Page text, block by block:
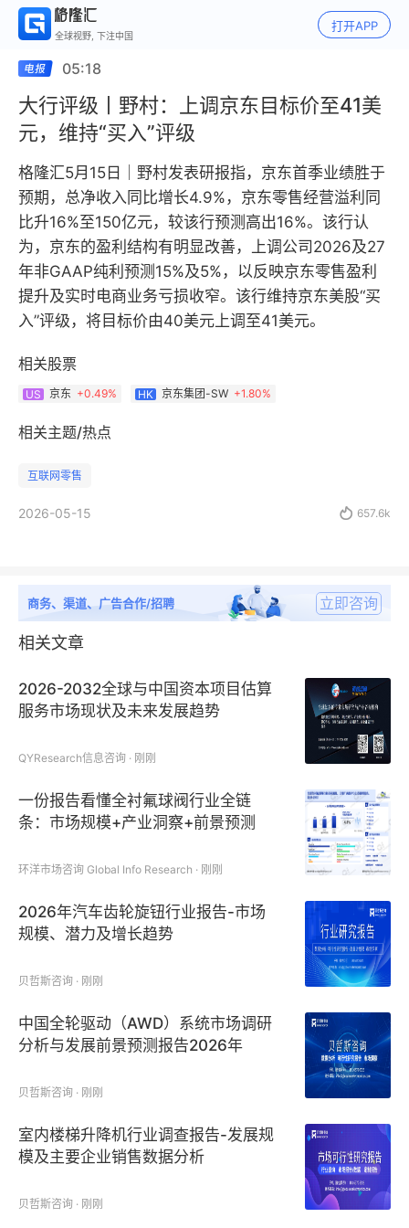
全球视野, 下注中国
打开APP
05:18
大行评级丨野村：上调京东目标价至41美
元，维持“买入”评级
格隆汇5月15日｜野村发表研报指，京东首季业绩胜于
预期，总净收入同比增长4.9%，京东零售经营溢利同
比升16%至150亿元，较该行预测高出16%。该行认
为，京东的盈利结构有明显改善，上调公司2026及27
年非GAAP纯利预测15%及5%，以反映京东零售盈利
提升及实时电商业务亏损收窄。该行维持京东美股“买
入”评级，将目标价由40美元上调至41美元。
相关股票
US 京东 +0.49% HK 京东集团-SW +1.80%
相关主题/热点
互联网零售
2026-05-15  657.6k
商务、渠道、广告合作/招聘 立即咨询
相关文章
2026-2032全球与中国资本项目估算
服务市场现状及未来发展趋势
QYResearch信息咨询 · 刚刚
一份报告看懂全衬氟球阀行业全链
条：市场规模+产业洞察+前景预测
环洋市场咨询 Global Info Research · 刚刚
2026年汽车齿轮旋钮行业报告-市场
规模、潜力及增长趋势
贝哲斯咨询 · 刚刚
中国全轮驱动（AWD）系统市场调研
分析与发展前景预测报告2026年
贝哲斯咨询 · 刚刚
室内楼梯升降机行业调查报告-发展规
模及主要企业销售数据分析
贝哲斯咨询 · 刚刚